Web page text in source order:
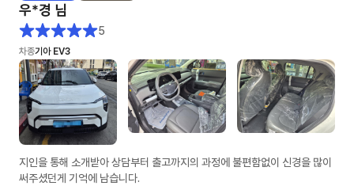
우*경 님
5
차종기아 EV3
지인을 통해 소개받아 상담부터 출고까지의 과정에 불편함없이 신경을 많이
써주셨던게 기억에 남습니다.